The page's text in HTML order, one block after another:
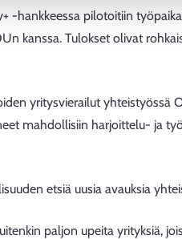
-hankkeessa pilotoitiin
kanssa. Tulokset olivat
yritysvierailut yhteistyössä
mahdollisiin harjoittelu- ja
etsiä uusia avauksia
paljon upeita yrityksiä,